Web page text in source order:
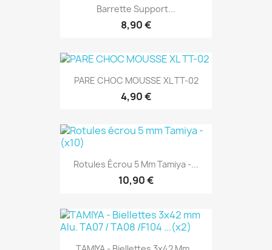
Barrette Support...
8,90 €
PARE CHOC MOUSSE XL TT-02
4,90 €
Rotules Écrou 5 Mm Tamiya -...
10,90 €